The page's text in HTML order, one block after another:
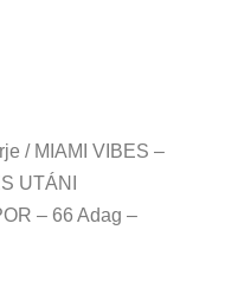
/ MIAMI VIBES –
UTÁNI
– 66 Adag –